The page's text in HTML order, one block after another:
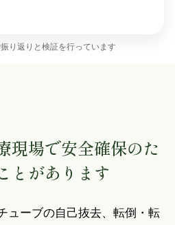
り返りと検証を行っています
現場で安全確保のた
とがあります
ューブの自己抜去、転倒・転